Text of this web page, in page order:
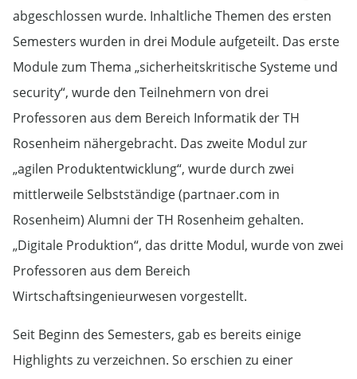
abgeschlossen wurde. Inhaltliche Themen des ersten
Semesters wurden in drei Module aufgeteilt. Das erste
Module zum Thema „sicherheitskritische Systeme und
security“, wurde den Teilnehmern von drei
Professoren aus dem Bereich Informatik der TH
Rosenheim nähergebracht. Das zweite Modul zur
„agilen Produktentwicklung“, wurde durch zwei
mittlerweile Selbstständige (partnaer.com in
Rosenheim) Alumni der TH Rosenheim gehalten.
„Digitale Produktion“, das dritte Modul, wurde von zwei
Professoren aus dem Bereich
Wirtschaftsingenieurwesen vorgestellt.
Seit Beginn des Semesters, gab es bereits einige
Highlights zu verzeichnen. So erschien zu einer